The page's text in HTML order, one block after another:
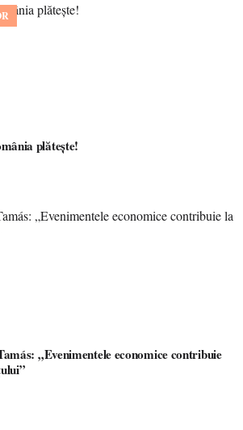
plătește!
„Evenimentele economice contribuie